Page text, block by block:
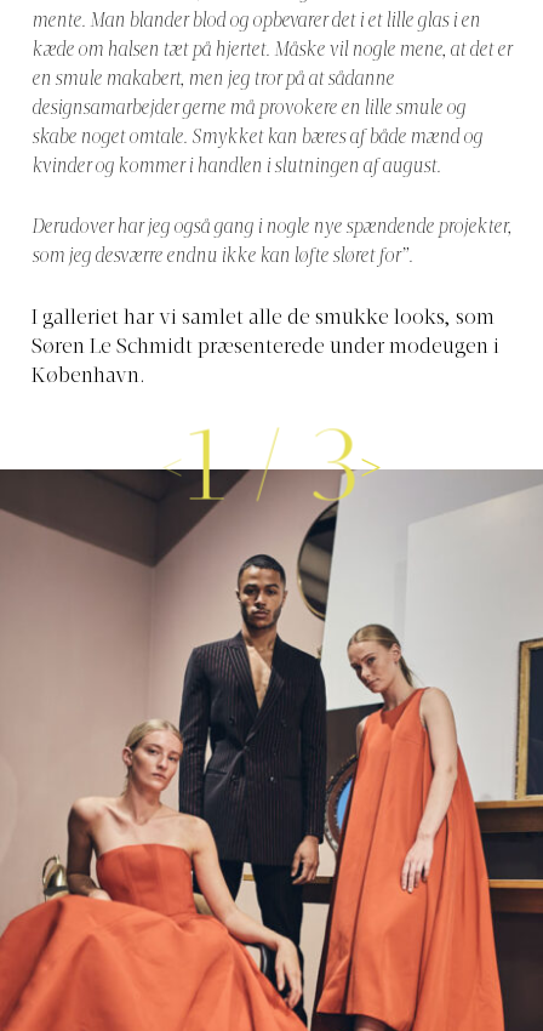
mente. Man blander blod og opbevarer det i et lille glas i en
kæde om halsen tæt på hjertet. Måske vil nogle mene, at det er
en smule makabert, men jeg tror på at sådanne
designsamarbejder gerne må provokere en lille smule og
skabe noget omtale. Smykket kan bæres af både mænd og
kvinder og kommer i handlen i slutningen af august.
Derudover har jeg også gang i nogle nye spændende projekter,
som jeg desværre endnu ikke kan løfte sløret for”.
I galleriet har vi samlet alle de smukke looks, som
Søren Le Schmidt præsenterede under modeugen i
København.
1/3